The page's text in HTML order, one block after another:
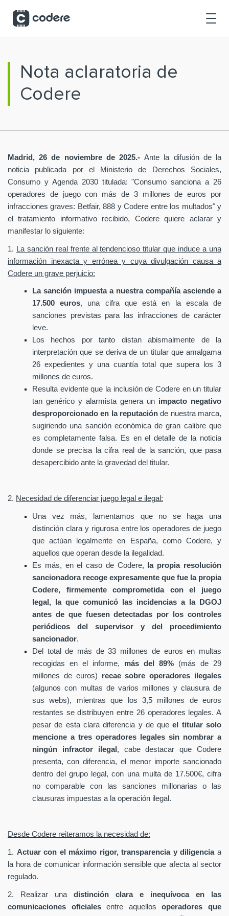
Nota aclaratoria de
Codere
Madrid, 26 de noviembre de 2025.-Ante la difusión de la
noticia publicada por el Ministerio de Derechos Sociales,
Consumo y Agenda 2030 titulada: "Consumo sanciona a 26
operadores de juego con más de 3 millones de euros por
infracciones graves: Betfair, 888 y Codere entre los multados" y
el tratamiento informativo recibido, Codere quiere aclarar y
manifestar lo siguiente:
1. La sanción real frente al tendencioso titular que induce a una
información inexacta y errónea y cuya divulgación causa a
Codere un grave perjuicio:
La sanción impuesta a nuestra compañía asciende a
17.500 euros, una cifra que está en la escala de
sanciones previstas para las infracciones de carácter
leve.
Los hechos por tanto distan abismalmente de la
interpretación que se deriva de un titular que amalgama
26 expedientes y una cuantía total que supera los 3
millones de euros.
Resulta evidente que la inclusión de Codere en un titular
tan genérico y alarmista genera un impacto negativo
desproporcionado en la reputación de nuestra marca,
sugiriendo una sanción económica de gran calibre que
es completamente falsa. Es en el detalle de la noticia
donde se precisa la cifra real de la sanción, que pasa
desapercibido ante la gravedad del titular.
2. Necesidad de diferenciar juego legal e ilegal:
Una vez más, lamentamos que no se haga una
distinción clara y rigurosa entre los operadores de juego
que actúan legalmente en España, como Codere, y
aquellos que operan desde la ilegalidad.
Es más, en el caso de Codere,
la propia resolución
sancionadora recoge expresamente que fue la propia
Codere, firmemente comprometida con el juego
legal, la que comunicó las incidencias a la DGOJ
antes de que fuesen detectadas por los controles
periódicos del supervisor y del procedimiento
sancionador.
Del total de más de 33 millones de euros en multas
recogidas en el informe, más del 89% (más de 29
millones de euros) recae sobre operadores ilegales
(algunos con multas de varios millones y clausura de
sus webs), mientras que los 3,5 millones de euros
restantes se distribuyen entre 26 operadores legales. A
pesar de esta clara diferencia y de queel titular solo
mencione a tres operadores legales sin nombrar a
ningún infractor ilegal , cabe destacar que Codere
presenta, con diferencia, el menor importe sancionado
dentro del grupo legal, con una multa de 17.500€, cifra
no comparable con las sanciones millonarias o las
clausuras impuestas a la operación ilegal.
Desde Codere reiteramos la necesidad de:
1. Actuar con el máximo rigor, transparencia y diligenciaa
la hora de comunicar información sensible que afecta al sector
regulado.
2. Realizar una distinción clara e inequívoca en las
comunicaciones oficialesentre aquellosoperadores que